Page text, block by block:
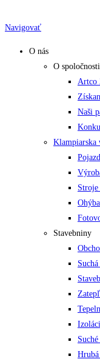
to
Navigovať
O nás
O
Artco
Naši
Klampiarska
Stroje
Stavebniny
Hrubá